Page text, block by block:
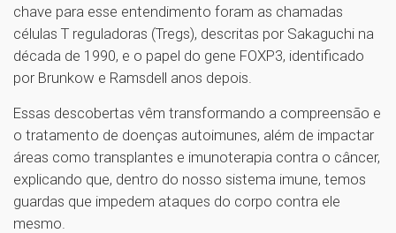
chave para esse entendimento foram as chamadas
células T reguladoras (Tregs), descritas por Sakaguchi na
década de 1990, e o papel do gene FOXP3, identificado
por Brunkow e Ramsdell anos depois.
Essas descobertas vêm transformando a compreensão e
o tratamento de doenças autoimunes, além de impactar
áreas como transplantes e imunoterapia contra o câncer,
explicando que, dentro do nosso sistema imune, temos
guardas que impedem ataques do corpo contra ele
mesmo.